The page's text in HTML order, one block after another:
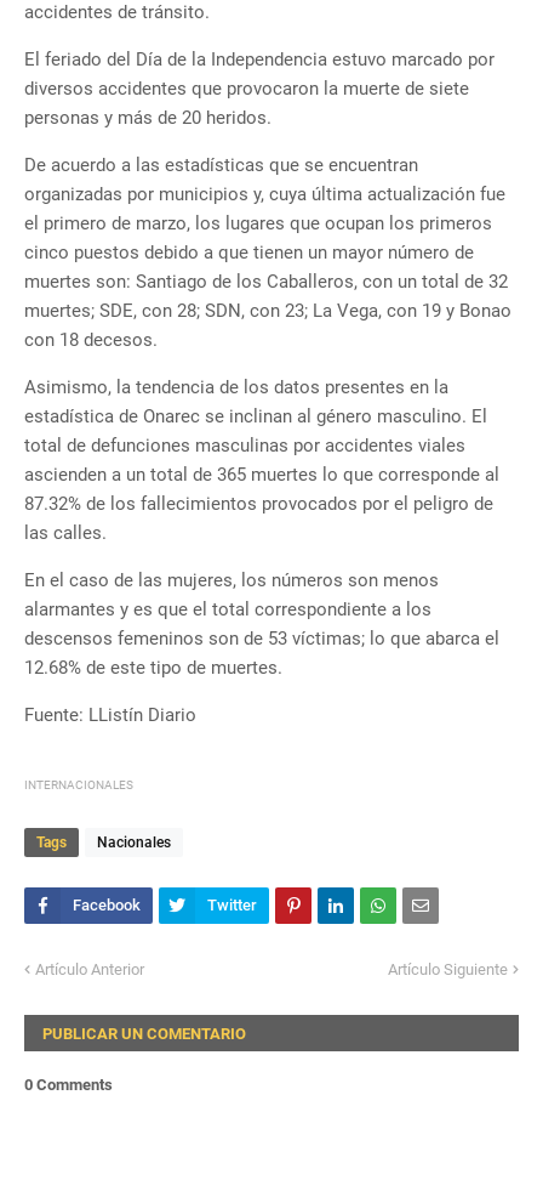
accidentes de tránsito.
El feriado del Día de la Independencia estuvo marcado por
diversos accidentes que provocaron la muerte de siete
personas y más de 20 heridos.
De acuerdo a las estadísticas que se encuentran
organizadas por municipios y, cuya última actualización fue
el primero de marzo, los lugares que ocupan los primeros
cinco puestos debido a que tienen un mayor número de
muertes son: Santiago de los Caballeros, con un total de 32
muertes; SDE, con 28; SDN, con 23; La Vega, con 19 y Bonao
con 18 decesos.
Asimismo, la tendencia de los datos presentes en la
estadística de Onarec se inclinan al género masculino. El
total de defunciones masculinas por accidentes viales
ascienden a un total de 365 muertes lo que corresponde al
87.32% de los fallecimientos provocados por el peligro de
las calles.
En el caso de las mujeres, los números son menos
alarmantes y es que el total correspondiente a los
descensos femeninos son de 53 víctimas; lo que abarca el
12.68% de este tipo de muertes.
Fuente: LListín Diario
INTERNACIONALES
Tags Nacionales
Artículo Anterior Artículo Siguiente
PUBLICAR UN COMENTARIO
0 Comments